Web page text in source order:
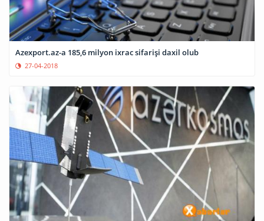
Azexport.az-a 185,6 milyon ixrac sifarişi daxil olub
27-04-2018